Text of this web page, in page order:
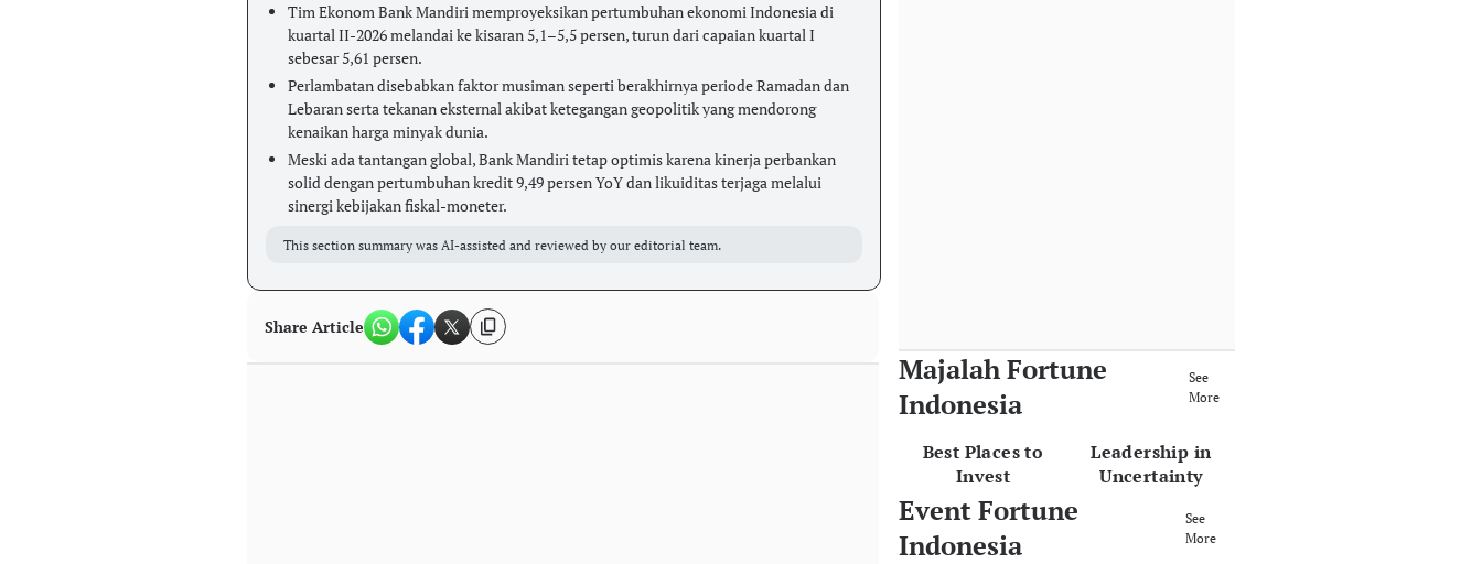
Tim Ekonom Bank Mandiri memproyeksikan pertumbuhan ekonomi Indonesia di
kuartal II-2026 melandai ke kisaran 5,1–5,5 persen, turun dari capaian kuartal I
sebesar 5,61 persen.
Perlambatan disebabkan faktor musiman seperti berakhirnya periode Ramadan dan
Lebaran serta tekanan eksternal akibat ketegangan geopolitik yang mendorong
kenaikan harga minyak dunia.
Meski ada tantangan global, Bank Mandiri tetap optimis karena kinerja perbankan
solid dengan pertumbuhan kredit 9,49 persen YoY dan likuiditas terjaga melalui
sinergi kebijakan fiskal-moneter.
This section summary was AI-assisted and reviewed by our editorial team.
Share Article
Majalah Fortune
Indonesia
See
More
Best Places to
Invest
Leadership in
Uncertainty
Event Fortune
Indonesia
See
More